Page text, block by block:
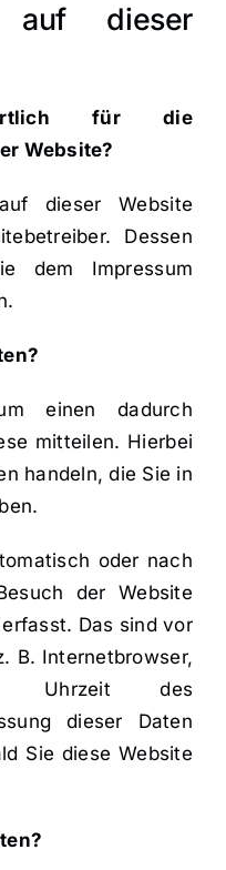
auf dieser
für die
Website?
dieser Website
Dessen
dem Impressum
einen dadurch
mitteilen. Hierbei
handeln, die Sie in
oder nach
der Website
Das sind vor
B. Internetbrowser,
Uhrzeit des
dieser Daten
Sie diese Website